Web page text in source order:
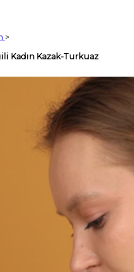
>
Kadın Kazak-Turkuaz